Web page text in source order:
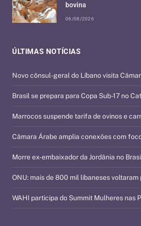
ÚLTIMAS NOTÍCIAS
Novo cônsul-geral do Líbano visita
Brasil se prepara para Copa Sub-17 no
Marrocos suspende tarifa de ovinos e
Câmara Árabe amplia conexões com
Morre ex-embaixador da Jordânia no
ONU: mais de 800 mil libaneses voltaram
WAHI participa do Summit Mulheres nas
bovina
06/08/2026